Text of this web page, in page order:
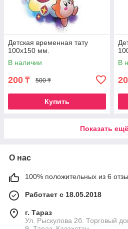
Детская временная тату
100х150 мм.
В наличии
200 ₸ 500 ₸
Купить
В
Показать ещё
О нас
100% положительных из 6
Работает с 18.05.2018
г. Тараз
Ул. Рыскулова 2б. Торговый